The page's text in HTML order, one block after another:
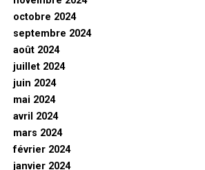
octobre 2024
septembre 2024
août 2024
juillet 2024
juin 2024
mai 2024
avril 2024
mars 2024
février 2024
janvier 2024